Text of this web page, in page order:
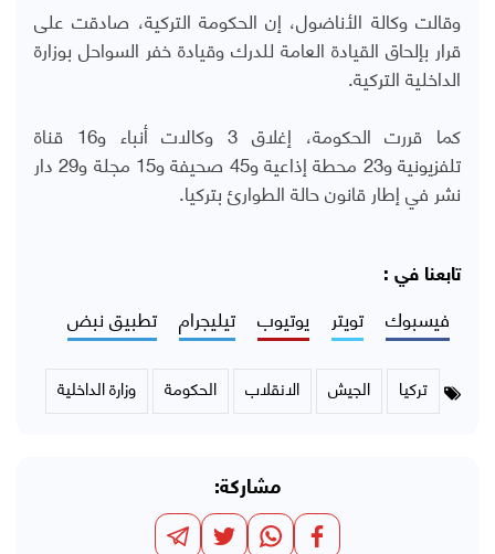
وقالت وكالة الأناضول، إن الحكومة التركية، صادقت على
قرار بإلحاق القيادة العامة للدرك وقيادة خفر السواحل بوزارة
الداخلية التركية.
كما قررت الحكومة، إغلاق 3 وكالات أنباء و16 قناة
تلفزيونية و23 محطة إذاعية و45 صحيفة و15 مجلة و29 دار
نشر في إطار قانون حالة الطوارئ بتركيا.
تابعنا في :
فيسبوك تويتر يوتيوب تيليجرام تطبيق نبض
تركيا الجيش الانقلاب الحكومة وزارة الداخلية
مشاركة: